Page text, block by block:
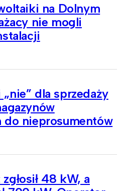
na Dolnym
nie mogli
dla sprzedaży
do nieprosumentów
48 kW, a